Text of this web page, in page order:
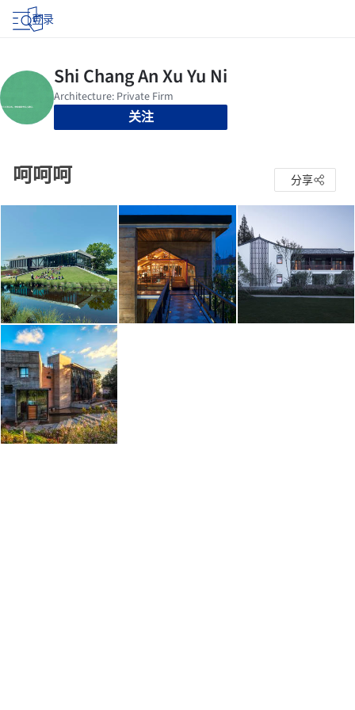
登录
关注
呵呵呵 分享